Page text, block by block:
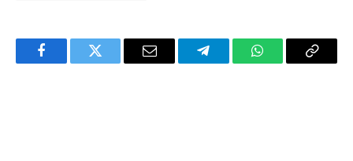
FacebookTwitter Email TelegramWhatsAppCopy